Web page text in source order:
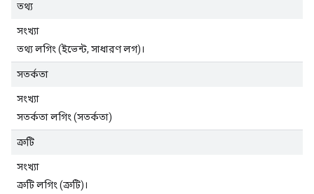
তথ্য
সংখ্যা
তথ্য লগিং (ইভেন্ট, সাধারণ লগ)।
সতর্কতা
সংখ্যা
সতর্কতা লগিং (সতর্কতা)
ত্রুটি
সংখ্যা
ত্রুটি লগিং (ত্রুটি)।